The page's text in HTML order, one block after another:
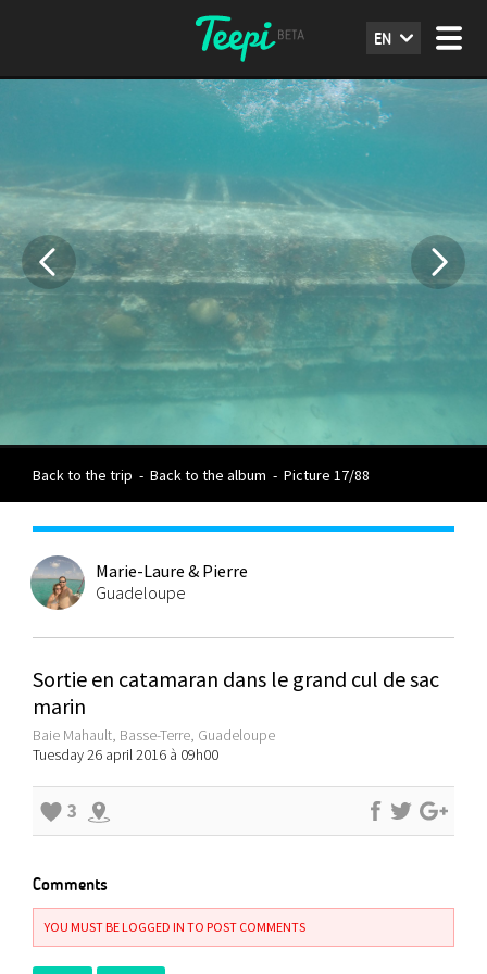
EN
Back to the trip - Back to the album - Picture 17/88
Marie-Laure & Pierre
Guadeloupe
Sortie en catamaran dans le grand cul de sac
marin
Baie Mahault, Basse-Terre, Guadeloupe
Tuesday 26 april 2016 à 09h00
3
Comments
YOU MUST BE LOGGED IN TO POST COMMENTS